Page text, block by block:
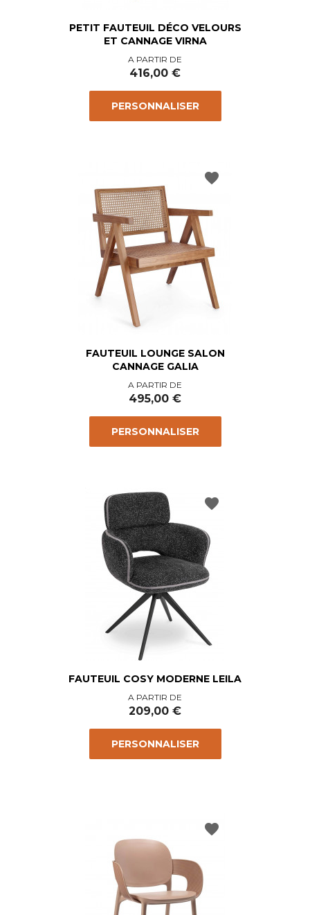
PETIT FAUTEUIL DÉCO VELOURS
ET CANNAGE VIRNA
Prix
A PARTIR DE
416,00 €
PERSONNALISER
FAUTEUIL LOUNGE SALON
CANNAGE GALIA
Prix
A PARTIR DE
495,00 €
PERSONNALISER
favorite
FAUTEUIL COSY MODERNE LEILA
Prix
A PARTIR DE
209,00 €
PERSONNALISER
favorite
favorite